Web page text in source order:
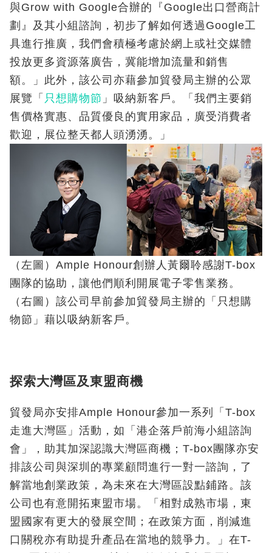
與Grow with Google合辦的『Google出口營商計
劃』及其小組諮詢，初步了解如何透過Google工
具進行推廣，我們會積極考慮於網上或社交媒體
投放更多資源落廣告，冀能增加流量和銷售
額。」此外，該公司亦藉參加貿發局主辦的公眾
展覽「 只想購物節 」吸納新客戶。「我們主要銷
售價格實惠、品質優良的實用家品，廣受消費者
歡迎，展位整天都人頭湧湧。」
（左圖）Ample Honour創辦人黃爾聆感謝T-box
團隊的協助，讓他們順利開展電子零售業務。
（右圖）該公司早前參加貿發局主辦的「只想購
物節」藉以吸納新客戶。
探索大灣區及東盟商機
貿發局亦安排Ample Honour參加一系列「T-box
走進大灣區」活動，如「港企落戶前海小組諮詢
會」，助其加深認識大灣區商機；T-box團隊亦安
排該公司與深圳的專業顧問進行一對一諮詢，了
解當地創業政策，為未來在大灣區設點鋪路。該
公司也有意開拓東盟市場。「相對成熟市場，東
盟國家有更大的發展空間；在政策方面，削減進
口關稅亦有助提升產品在當地的競爭力。」在T-